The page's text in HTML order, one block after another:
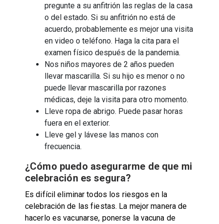
pregunte a su anfitrión las reglas de la casa
o del estado. Si su anfitrión no está de
acuerdo, probablemente es mejor una visita
en video o teléfono. Haga la cita para el
examen físico después de la pandemia.
Nos niños mayores de 2 años pueden
llevar mascarilla. Si su hijo es menor o no
puede llevar mascarilla por razones
médicas, deje la visita para otro momento.
Lleve ropa de abrigo. Puede pasar horas
fuera en el exterior.
Lleve gel y lávese las manos con
frecuencia.
¿Cómo puedo asegurarme de que mi
celebración es segura?
Es difícil eliminar todos los riesgos en la
celebración de las fiestas. La mejor manera de
hacerlo es vacunarse, ponerse la vacuna de